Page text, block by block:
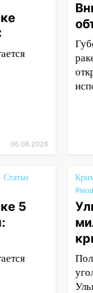
06.08.2026
Статьи
5